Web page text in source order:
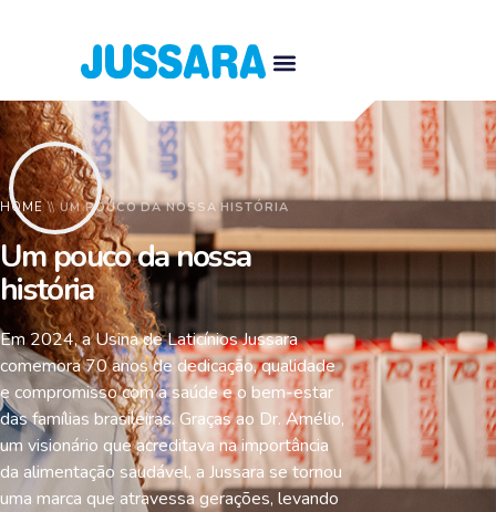
HOME\\UM POUCO DA NOSSA HISTÓRIA
Um pouco da nossa
história
Em 2024, a Usina de Laticínios Jussara
comemora 70 anos de dedicação, qualidade
e compromisso com a saúde e o bem-estar
das famílias brasileiras. Graças ao Dr. Amélio,
um visionário que acreditava na importância
da alimentação saudável, a Jussara se tornou
uma marca que atravessa gerações, levando